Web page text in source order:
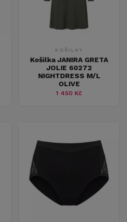
KOŠILKY
Košilka JANIRA GRETA
JOLIE 60272
NIGHTDRESS M/L
OLIVE
1 450 Kč